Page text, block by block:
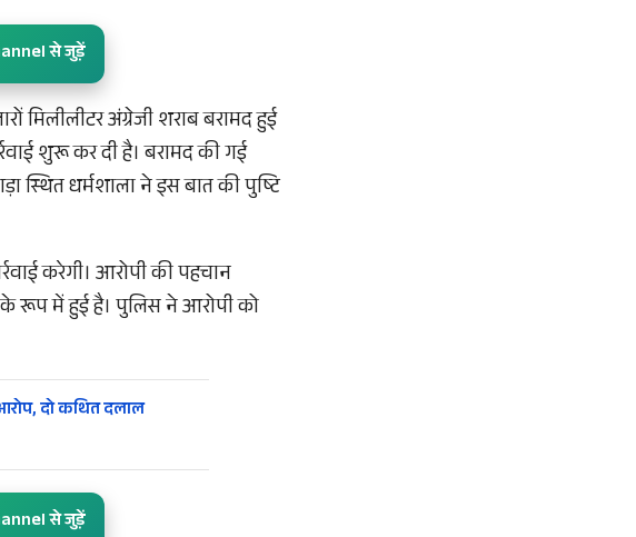
से जुड़ें
मिलीलीटर अंग्रेजी शराब बरामद हुई
शुरू कर दी है। बरामद की गई
स्थित धर्मशाला ने इस बात की पुष्टि
करेगी। आरोपी की पहचान
रूप में हुई है। पुलिस ने आरोपी को
दो कथित दलाल
से जुड़ें